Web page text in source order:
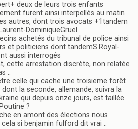
deux de leurs trois enfants
furent ainsi interpellés au matin
autres, dont trois avocats +1tandem
DominiqueGruel
achetés du tribunal de police ainsi
et politiciens dont tandemS.Royal-
aussi interrogés
cette arrestation discrète, non relatée
..
celle qui cache une troisieme forêt
dont la seconde, allemande, suivra la
qui depuis onze jours, est taillée
?
en amont des élections nous
si benjamin fulford dit vrai ..